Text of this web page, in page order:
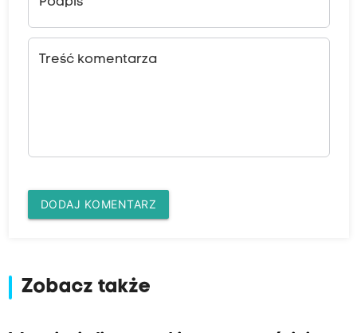
Treść komentarza
DODAJ KOMENTARZ
Zobacz także